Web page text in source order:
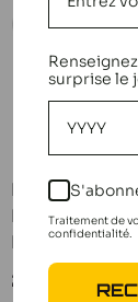
Rush Pneus +
Espigões 1/10
RU-0868a
Preço
29,90 €
surprise le
Traitement de
confidentialité.